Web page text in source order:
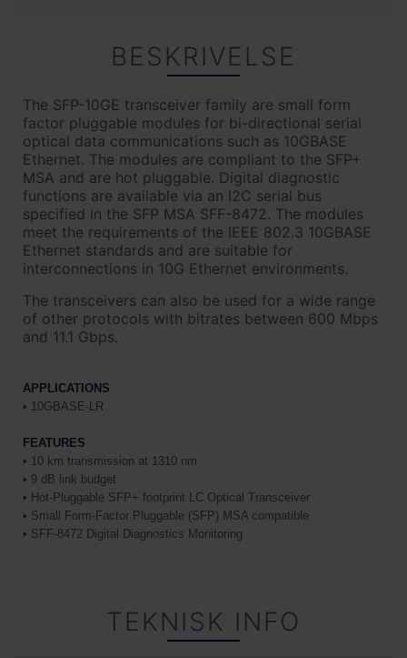
BESKRIVELSE
The SFP-10GE transceiver family are small form
factor pluggable modules for bi-directional serial
optical data communications such as 10GBASE
Ethernet. The modules are compliant to the SFP+
MSA and are hot pluggable. Digital diagnostic
functions are available via an I2C serial bus
specified in the SFP MSA SFF-8472. The modules
meet the requirements of the IEEE 802.3 10GBASE
Ethernet standards and are suitable for
interconnections in 10G Ethernet environments.
The transceivers can also be used for a wide range
of other protocols with bitrates between 600 Mbps
and 11.1 Gbps.
APPLICATIONS
• 10GBASE-LR
FEATURES
• 10 km transmission at 1310 nm
• 9 dB link budget
• Hot-Pluggable SFP+ footprint LC Optical Transceiver
• Small Form-Factor Pluggable (SFP) MSA compatible
• SFF-8472 Digital Diagnostics Monitoring
TEKNISK INFO